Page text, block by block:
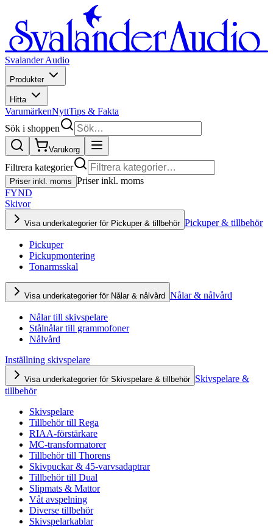
Svalander Audio
Produkter
Hitta
VarumärkenNyttTips & Fakta
Sök i shoppen
Varukorg
Filtrera kategorier
Priser inkl. moms Priser inkl. moms
FYND
Skivor
Visa underkategorier för Pickuper & tillbehör Pickuper & tillbehör
Pickuper
Pickupmontering
Tonarmsskal
Visa underkategorier för Nålar & nålvård Nålar & nålvård
Nålar till skivspelare
Stålnålar till grammofoner
Nålvård
Inställning skivspelare
Visa underkategorier för Skivspelare & tillbehör Skivspelare &
tillbehör
Skivspelare
Tillbehör till Rega
RIAA-förstärkare
MC-transformatorer
Tillbehör till Thorens
Skivpuckar & 45-varvsadaptrar
Tillbehör till Dual
Slipmats & Mattor
Våt avspelning
Diverse tillbehör
Skivspelarkablar